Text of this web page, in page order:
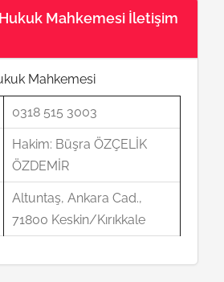
Mahkemesi İletişim
Mahkemesi
0318 515 3003
Hakim: Büşra ÖZÇELİK
ÖZDEMİR
Altuntaş, Ankara Cad.,
71800 Keskin/Kırıkkale